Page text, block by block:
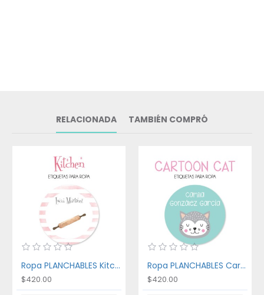
RELACIONADA TAMBIÉN COMPRÓ
Ropa PLANCHABLES Kitchen
$420.00
Ropa PLANCHABLES Cartoon Cat
$420.00